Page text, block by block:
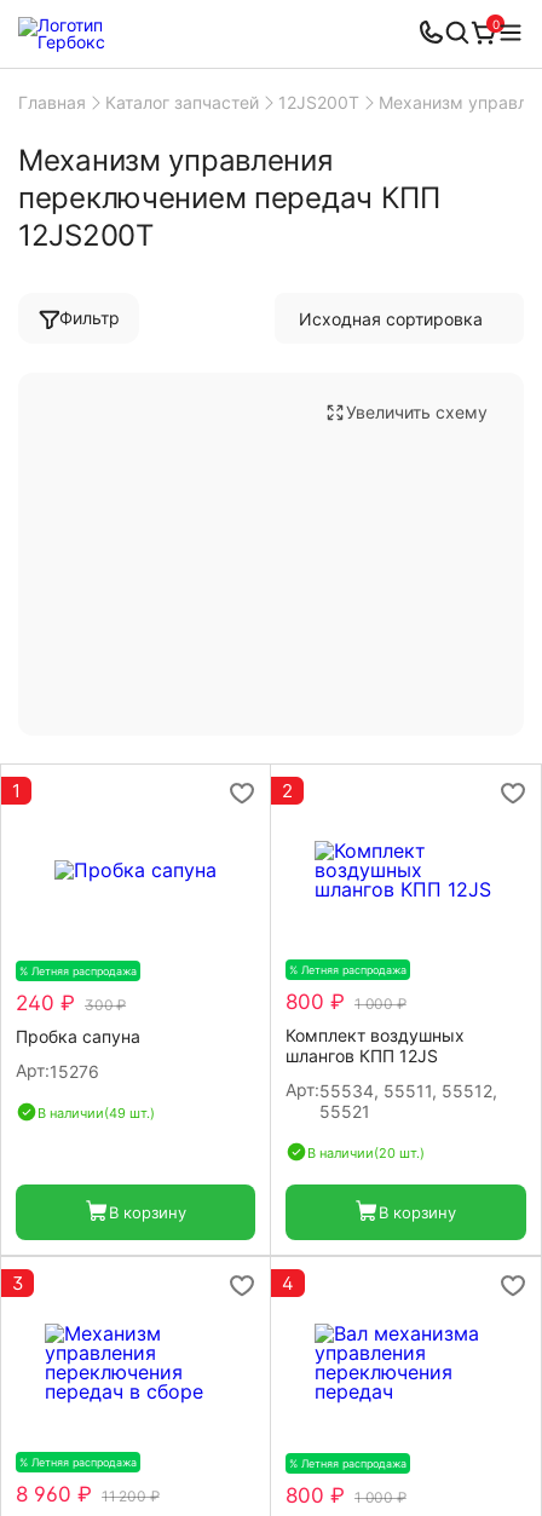
0
Главная Каталог запчастей 12JS200T Механизм
Механизм управления
переключением передач КПП
12JS200T
Фильтр
Увеличить схему
1
% Летняя распродажа
240 ₽ 300 ₽
Пробка сапуна
Арт:15276
В наличии(49 шт.)
В корзину
2
% Летняя распродажа
800 ₽ 1 000 ₽
Комплект воздушных
шлангов КПП 12JS
Арт:55534, 55511, 55512,
55521
В наличии(20 шт.)
В корзину
3
% Летняя распродажа
8 960 ₽ 11 200 ₽
4
% Летняя распродажа
800 ₽ 1 000 ₽